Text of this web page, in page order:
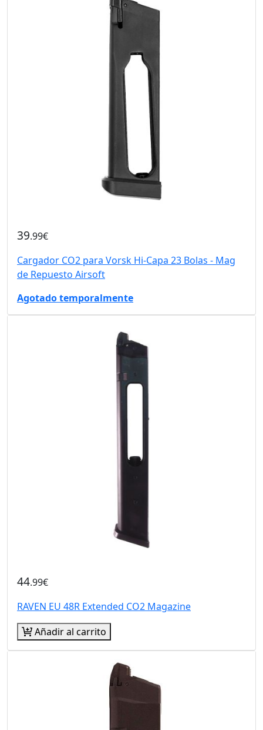
39.99€
Cargador CO2 para Vorsk Hi-Capa 23 Bolas - Mag
de Repuesto Airsoft
Agotado temporalmente
44.99€
RAVEN EU 48R Extended CO2 Magazine
Añadir al carrito